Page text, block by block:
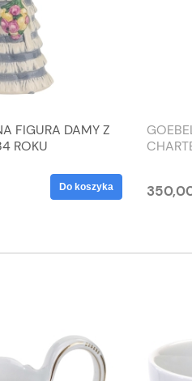
FIGURA DAMY Z
ROKU
Do koszyka